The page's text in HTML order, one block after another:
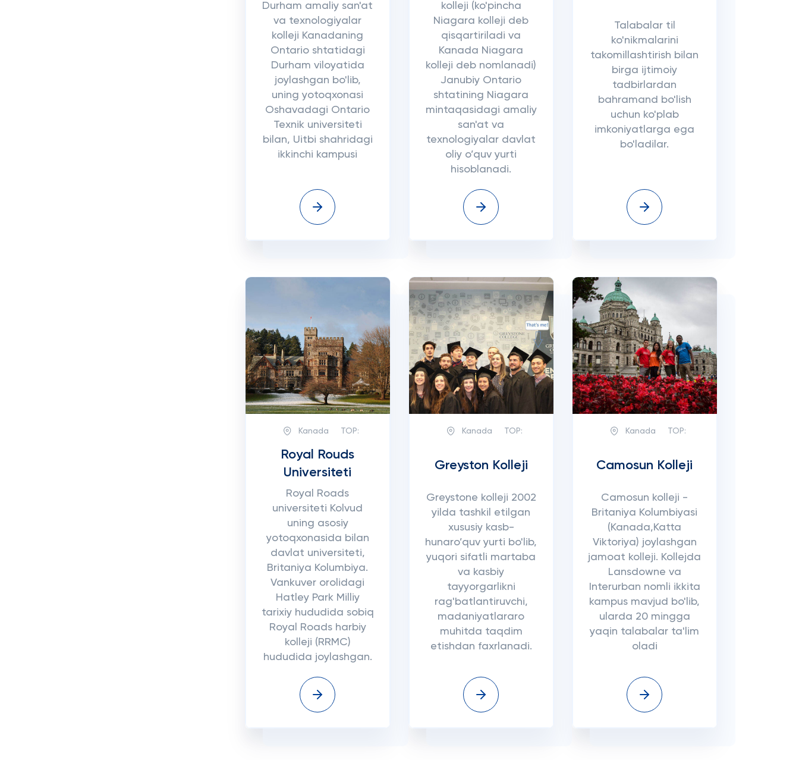
Durham amaliy san'at
va texnologiyalar
kolleji Kanadaning
Ontario shtatidagi
Durham viloyatida
joylashgan bo'lib,
uning yotoqxonasi
Oshavadagi Ontario
Texnik universiteti
bilan, Uitbi shahridagi
ikkinchi kampusi
kolleji (ko'pincha
Niagara kolleji deb
qisqartiriladi va
Kanada Niagara
kolleji deb nomlanadi)
Janubiy Ontario
shtatining Niagara
mintaqasidagi amaliy
san'at va
texnologiyalar davlat
oliy o’quv yurti
hisoblanadi.
Talabalar til
ko'nikmalarini
takomillashtirish bilan
birga ijtimoiy
tadbirlardan
bahramand bo'lish
uchun ko'plab
imkoniyatlarga ega
bo'ladilar.
Kanada TOP:
Royal Rouds
Universiteti
Royal Roads
universiteti Kolvud
uning asosiy
yotoqxonasida bilan
davlat universiteti,
Britaniya Kolumbiya.
Vankuver orolidagi
Hatley Park Milliy
tarixiy hududida sobiq
Royal Roads harbiy
kolleji (RRMC)
hududida joylashgan.
Kanada TOP:
Greyston Kolleji
Greystone kolleji 2002
yilda tashkil etilgan
xususiy kasb-
hunaro’quv yurti bo'lib,
yuqori sifatli martaba
va kasbiy
tayyorgarlikni
rag'batlantiruvchi,
madaniyatlararo
muhitda taqdim
etishdan faxrlanadi.
Kanada TOP:
Camosun Kolleji
Camosun kolleji -
Britaniya Kolumbiyasi
(Kanada,Katta
Viktoriya) joylashgan
jamoat kolleji. Kollejda
Lansdowne va
Interurban nomli ikkita
kampus mavjud bo'lib,
ularda 20 mingga
yaqin talabalar ta'lim
oladi